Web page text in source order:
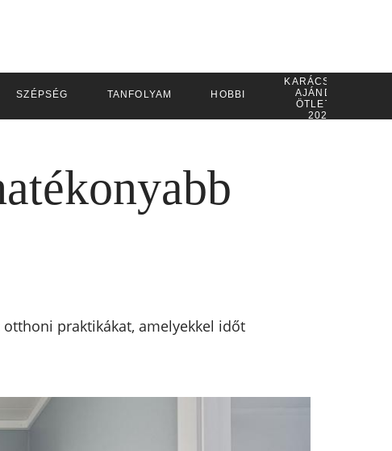
SZÉPSÉG TANFOLYAM HOBBI
KARÁCSONYI
AJÁNDÉK
ÖTLETEK
2026
praktikákat, amelyekkel időt